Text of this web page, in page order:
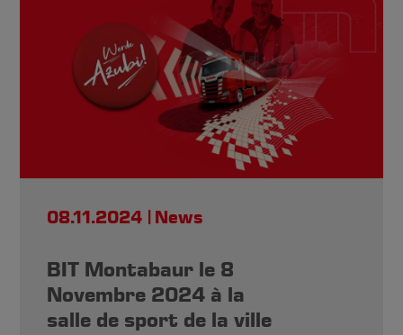
08.11.2024 News
BIT Montabaur le 8
Novembre 2024 à la
salle de sport de la ville